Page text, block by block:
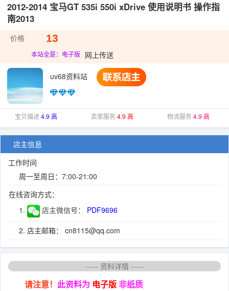
2012-2014 宝马GT 535i 550i xDrive 使用说明书 操作指
南2013
价格 13
本站全是：电子版 网上传送
uv68资料站
宝贝描述 4.9 高 卖家服务4.9 高 物流服务4.9 高
店主信息
工作时间
周一至周日：7:00-21:00
在线咨询方式：
1.
店主微信号：
PDF9696
2. 店主邮箱： cn8115@qq.com
----- 资料详情 -----
请注意！ 此资料为 电子版非纸质